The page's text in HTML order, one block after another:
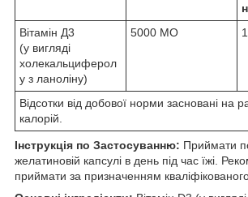
Вітамін Д3
(у вигляді
холекальциферол
у з ланоліну)
5000 МО
Відсотки від добової норми засновані на
калорій.
Інструкція по Застосуванню: Приймати
желатиновій капсулі в день під час їжі.
приймати за призначенням кваліфікованого